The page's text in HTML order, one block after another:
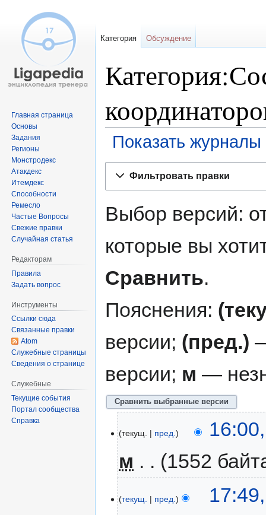
Показать
Фильтровать правки
Выбор версий:
которые вы
Сравнить.
Пояснения:
версии; (пред.)
версии; м —
текущ. пред.
м
1552
текущ. пред.
Категория Обсуждение
Главная страница
Основы
Задания
Регионы
Монстродекс
Атакдекс
Итемдекс
Способности
Ремесло
Частые Вопросы
Свежие правки
Случайная статья
Редакторам
Правила
Задать вопрос
Инструменты
Ссылки сюда
Связанные правки
Atom
Служебные страницы
Сведения о странице
Служебные
Текущие события
Портал сообщества
Справка